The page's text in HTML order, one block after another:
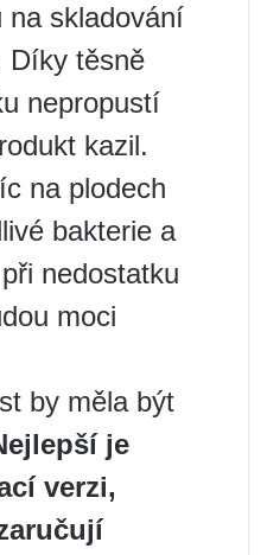
na skladování
Díky těsně
nepropustí
kazil.
na plodech
bakterie a
nedostatku
moci
by měla být
je
verzi,